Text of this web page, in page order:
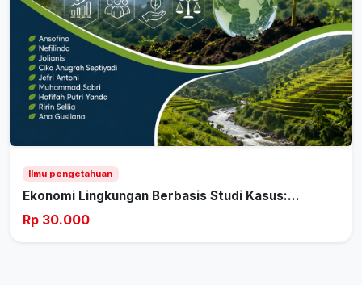
Ilmu pengetahuan
Ekonomi Lingkungan Berbasis Studi Kasus:...
Rp 30.000